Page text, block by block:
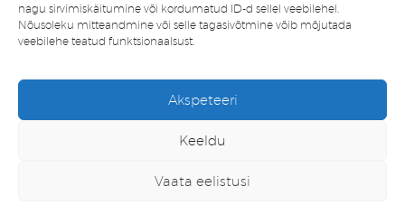
nagu sirvimiskäitumine või kordumatud ID-d sellel veebilehel.
Nõusoleku mitteandmine või selle tagasivõtmine võib mõjutada
veebilehe teatud funktsionaalsust.
Akspeteeri
Keeldu
Vaata eelistusi
Müügitingimused Privaatsuspoliitika
Minu konto Soovinimekiri